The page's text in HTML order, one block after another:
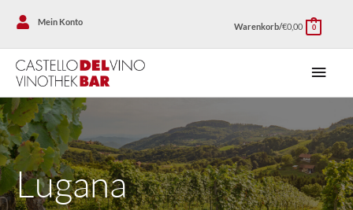
Inhalt
springen
Mein Konto Warenkorb/€0,00 0
Lugana